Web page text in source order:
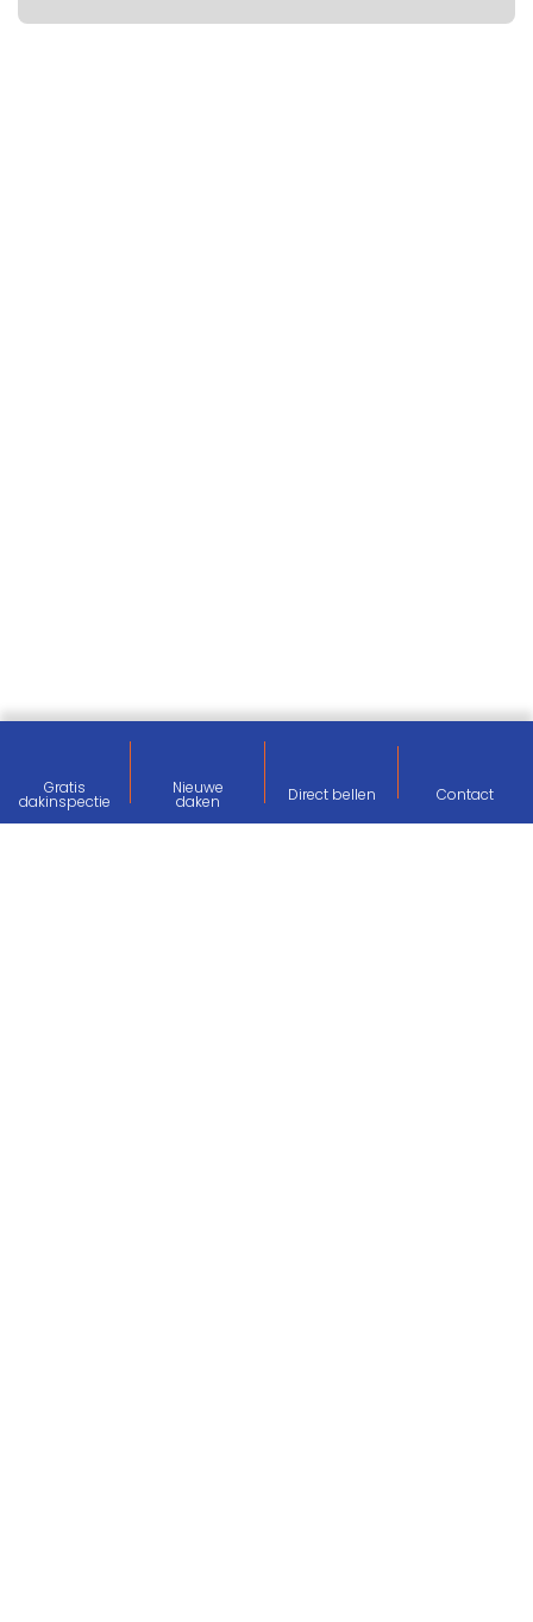
Gratis
dakinspectie
Nieuwe
daken Direct bellen Contact